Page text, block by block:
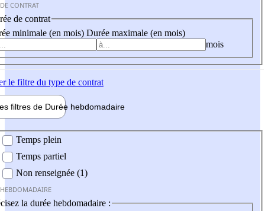
CONTRAT
de contrat
minimale (en mois) Durée maximale (en mois)
mois
le filtre du type de contrat
filtres de Durée hebdomadaire
Temps plein
Temps partiel
Non renseignée (1)
la durée hebdomadaire :